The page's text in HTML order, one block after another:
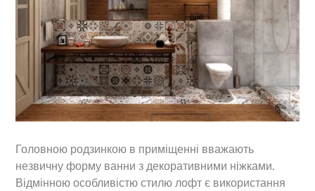
Головною родзинкою в приміщенні вважають
незвичну форму ванни з декоративними ніжками.
Відмінною особливістю стилю лофт є використання